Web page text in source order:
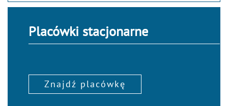
Placówki stacjonarne
Znajdź placówkę